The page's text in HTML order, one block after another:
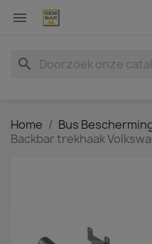

search
Home Bus
Backbar trekhaak